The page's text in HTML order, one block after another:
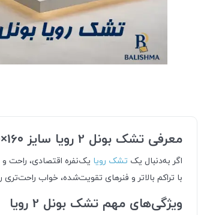
معرفی تشک بونل 2 رویا سایز 16۰×۲۰۰
اگر به‌دنبال یک تشک رویا
با تراکم بالاتر و فنرهای تقویت‌شده، خواب
ویژگی‌های مهم تشک بونل 2 رویا